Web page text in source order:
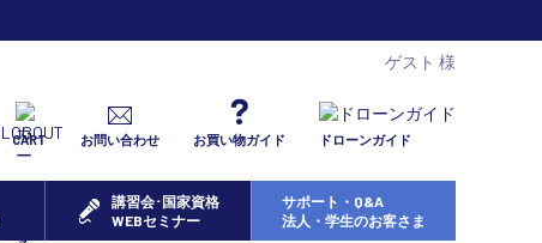
ゲスト 様
CART お問い合わせ お買い物ガイド ドローンガイド
講習会･国家資格
WEBセミナー
サポート・Q&A
法人・学生のお客さま